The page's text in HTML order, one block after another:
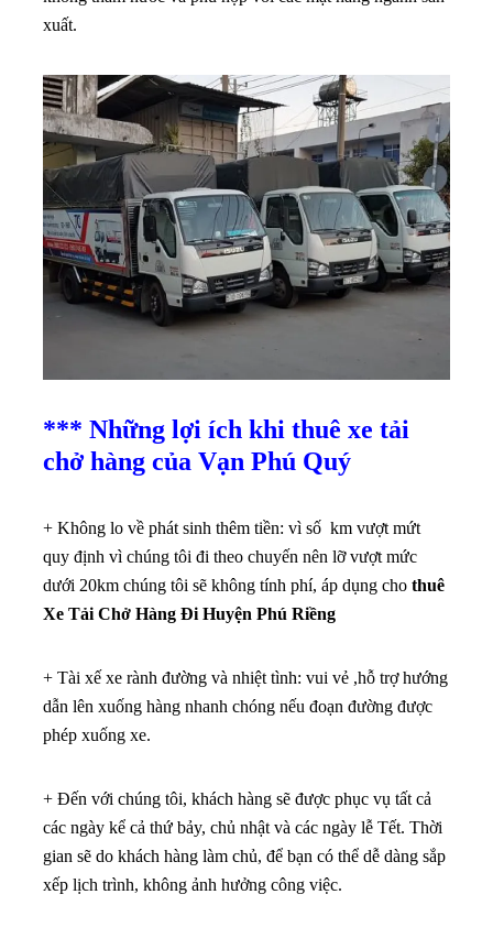
xuất.
*** Những lợi ích khi thuê xe tải
chở hàng của Vạn Phú Quý
+ Không lo về phát sinh thêm tiền: vì số km vượt mứt
quy định vì chúng tôi đi theo chuyến nên lỡ vượt mức
dưới 20km chúng tôi sẽ không tính phí, áp dụng cho thuê
Xe Tải Chở Hàng Đi Huyện Phú Riềng
+ Tài xế xe rành đường và nhiệt tình: vui vẻ ,hỗ trợ hướng
dẫn lên xuống hàng nhanh chóng nếu đoạn đường được
phép xuống xe.
+ Đến với chúng tôi, khách hàng sẽ được phục vụ tất cả
các ngày kể cả thứ bảy, chủ nhật và các ngày lễ Tết. Thời
gian sẽ do khách hàng làm chủ, để bạn có thể dễ dàng sắp
xếp lịch trình, không ảnh hưởng công việc.